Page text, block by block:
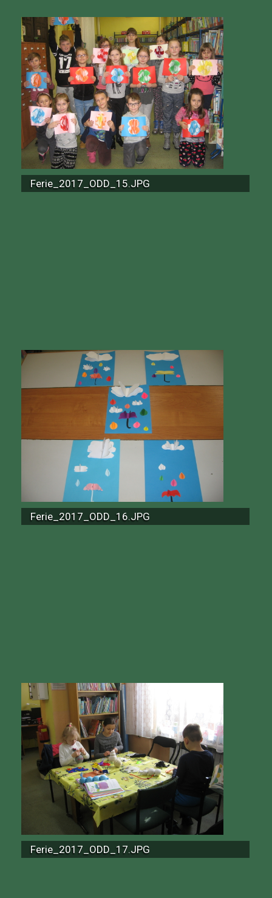
Ferie_2017_ODD_15.JPG
Ferie_2017_ODD_16.JPG
Ferie_2017_ODD_17.JPG